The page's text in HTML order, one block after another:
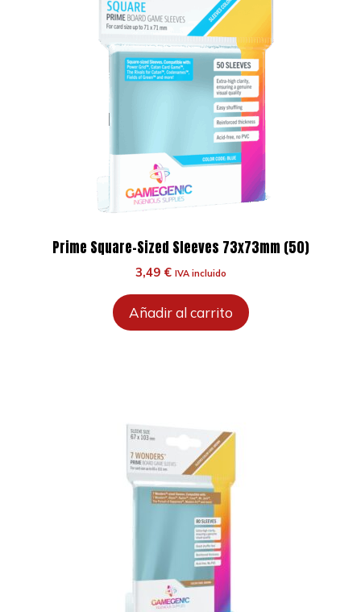
Prime Square-Sized Sleeves 73x73mm (50)
3,49 € IVA incluido
Añadir al carrito